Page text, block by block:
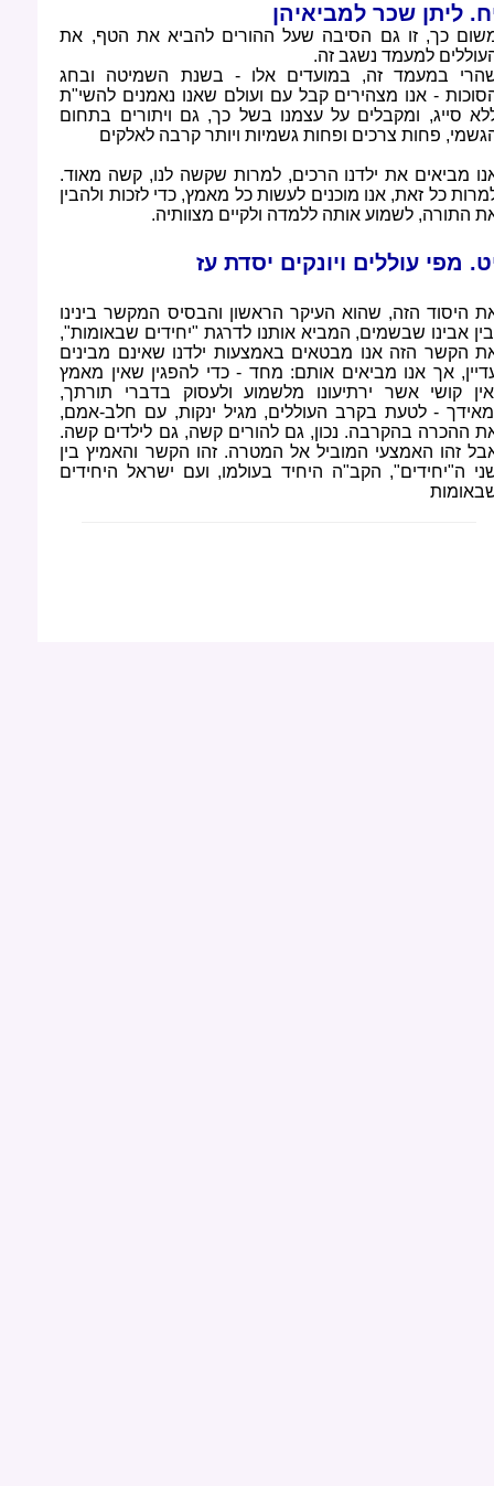
ליתן שכר למביאיהן
כך, זו גם הסיבה שעל ההורים להביא את הטף, את
למעמד נשגב זה.
במעמד זה, במועדים אלו - בשנת השמיטה ובחג
- אנו מצהירים קבל עם ועולם שאנו נאמנים להשי"ת
סייג, ומקבלים על עצמנו בשל כך, גם ויתורים בתחום
פחות צרכים ופחות גשמיות ויותר קרבה לאלקים
מביאים את ילדנו הרכים, למרות שקשה לנו, קשה מאוד.
כל זאת, אנו מוכנים לעשות כל מאמץ, כדי לזכות ולהבין
התורה, לשמוע אותה ללמדה ולקיים מצוותיה.
מפי עוללים ויונקים יסדת עז
היסוד הזה, שהוא העיקר הראשון והבסיס המקשר בינינו
אבינו שבשמים, המביא אותנו לדרגת "יחידים שבאומות",
הקשר הזה אנו מבטאים באמצעות ילדנו שאינם מבינים
אך אנו מביאים אותם: מחד - כדי להפגין שאין מאמץ
קושי אשר ירתיעונו מלשמוע ולעסוק בדברי תורתך,
- לטעת בקרב העוללים, מגיל ינקות, עם חלב-אמם,
ההכרה בהקרבה. נכון, גם להורים קשה, גם לילדים קשה.
זהו האמצעי המוביל אל המטרה. זהו הקשר והאמיץ בין
ה"יחידים", הקב"ה היחיד בעולמו, ועם ישראל היחידים